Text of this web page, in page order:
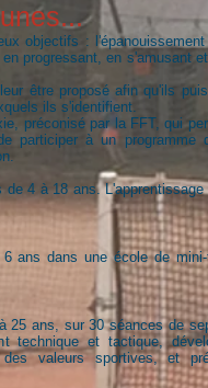
objectifs :
progressant, en s'amusant
être proposé afin qu'ils
ils s'identifient.
préconisé par la FFT, qui
participer à un programme
4 à 18 ans.
ans dans une école de
25 ans, sur 30 séances de
technique et tactique,
valeurs sportives, et